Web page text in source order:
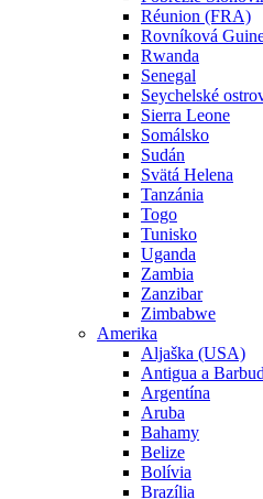
Réunion (FRA)
Rovníková
Rwanda
Senegal
Seychelské
Sierra Leone
Somálsko
Sudán
Svätá Helena
Tanzánia
Togo
Tunisko
Uganda
Zambia
Zanzibar
Zimbabwe
Amerika
Aljaška (USA)
Antigua a
Argentína
Aruba
Bahamy
Belize
Bolívia
Brazília